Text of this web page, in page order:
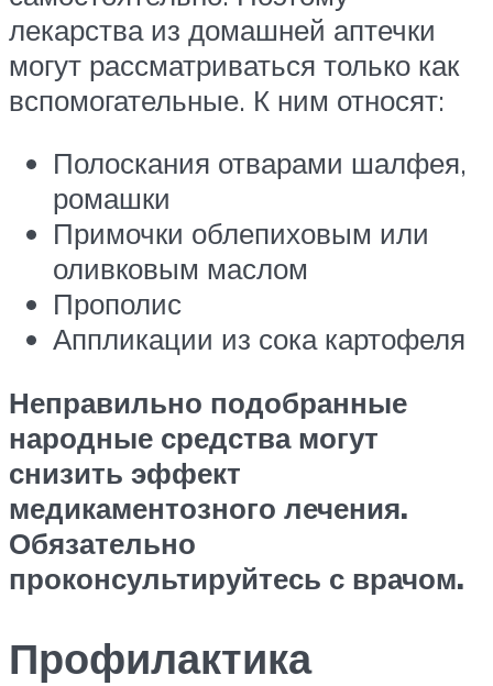
лекарства из домашней аптечки
могут рассматриваться только как
вспомогательные. К ним относят:
Полоскания отварами шалфея,
ромашки
Примочки облепиховым или
оливковым маслом
Прополис
Аппликации из сока картофеля
Неправильно подобранные
народные средства могут
снизить эффект
медикаментозного лечения.
Обязательно
проконсультируйтесь с врачом.
Профилактика